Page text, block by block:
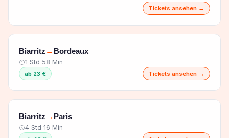
Tickets ansehen →
Biarritz → Bordeaux
1 Std 58 Min
ab 23 € Tickets ansehen →
Biarritz → Paris
4 Std 16 Min